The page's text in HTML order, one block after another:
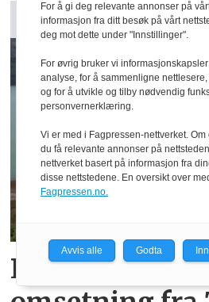
GARDSANALYSE:
Reidar har
For å gi deg relevante annonser på
informasjon fra ditt besøk på vårt
deg mot dette under "Innstillinger".
For øvrig bruker vi
analyse, for å sammenligne
og for å utvikle og tilby nødvendig
personvernerklæring.
Vi er med i Fagpressen-nettverket. Om
du få relevante annonser på
nettverket basert på informasjon fra
disse nettstedene. En oversikt over
Fagpressen.no.
Avvis alle Godta